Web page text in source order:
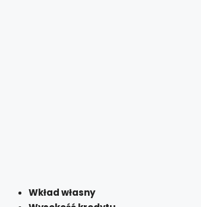
Wkład własny